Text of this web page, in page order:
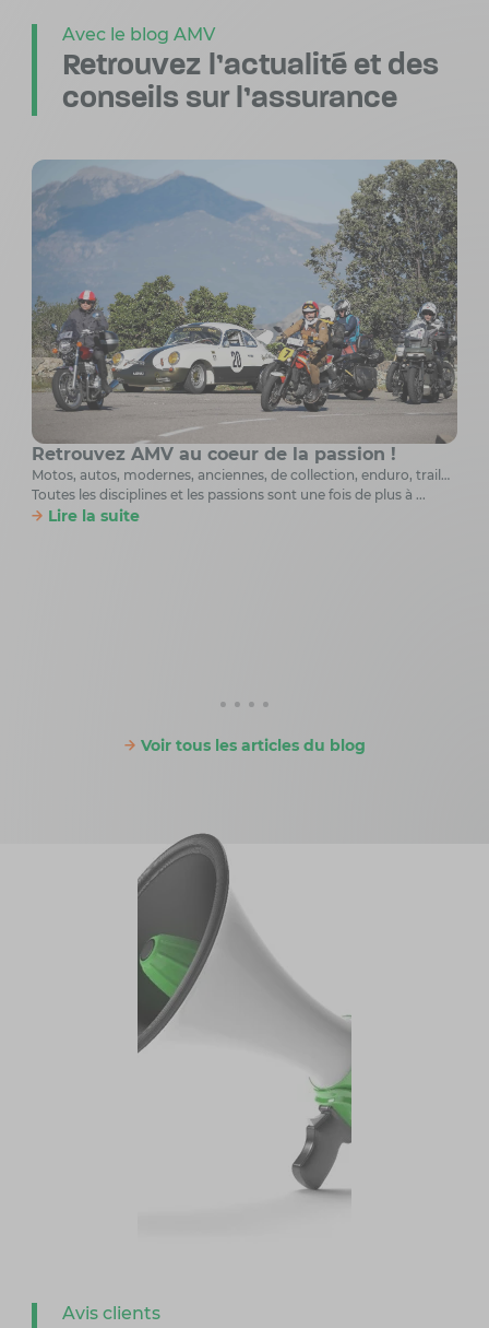
Avec le blog AMV
Retrouvez l’actualité et des
conseils sur l’assurance
Retrouvez AMV au coeur de la passion !
Motos, autos, modernes, anciennes, de collection, enduro, trail…
Toutes les disciplines et les passions sont une fois de plus à ...
Lire la suite
Voir tous les articles du blog
Avis clients